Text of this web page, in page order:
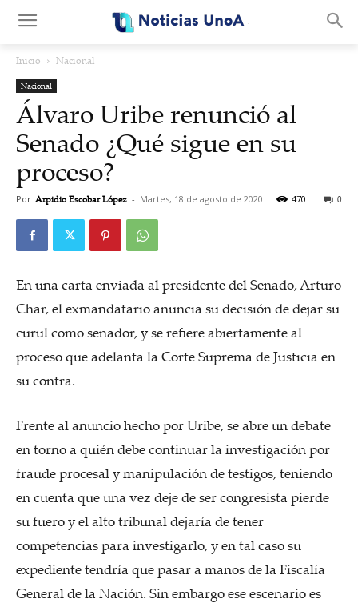
Inicio Nacional
Nacional
Álvaro Uribe renunció al
Senado ¿Qué sigue en su
proceso?
Por Arpidio Escobar López - Martes, 18 de agosto de 2020 0
470
En una carta enviada al presidente del Senado, Arturo
Char, el exmandatario anuncia su decisión de dejar su
curul como senador, y se refiere abiertamente al
proceso que adelanta la Corte Suprema de Justicia en
su contra.
Frente al anuncio hecho por Uribe, se abre un debate
en torno a quién debe continuar la investigación por
fraude procesal y manipulación de testigos, teniendo
en cuenta que una vez deje de ser congresista pierde
su fuero y el alto tribunal dejaría de tener
competencias para investigarlo, y en tal caso su
expediente tendría que pasar a manos de la Fiscalía
General de la Nación. Sin embargo ese escenario es